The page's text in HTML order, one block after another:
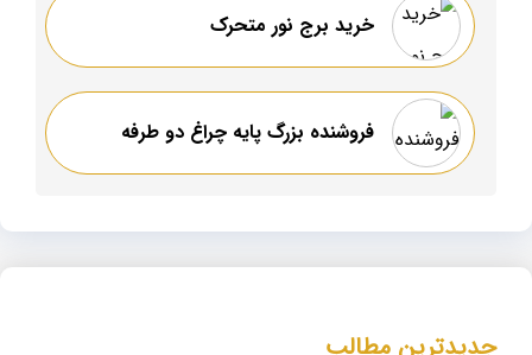
خرید برج نور متحرک
فروشنده بزرگ پایه چراغ دو طرفه